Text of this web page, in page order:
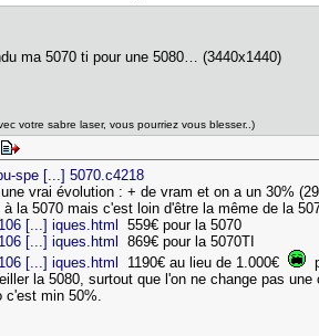
ma 5070 ti pour une 5080… (3440x1440)
votre sabre laser, vous pourriez vous blesser..)
spe [...] 5070.c4218
vrai évolution : + de vram et on a un 30%
à la 5070 mais c'est loin d'être la même de la
[...] iques.html
559€ pour la 5070
[...] iques.html
869€ pour la 5070TI
[...] iques.html
1190€ au lieu de 1.000€
la 5080, surtout que l'on ne change pas
c'est min 50%.